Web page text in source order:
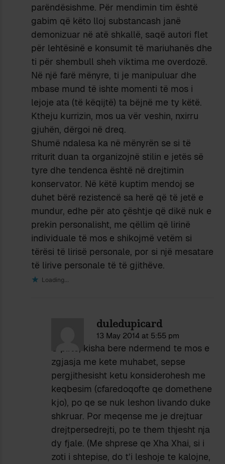
parëndësishme. Për mendimin tim është
gabim që këto lloj substancash janë
demonizuar në atë shkallë, saqë autori flet
për lehtësinë e konsumit të mariuhanës dhe
ti për shembull sheh viktima me overdozë.
Në një farë mënyre, ti je manipuluar dhe
mbase mund të ishte momenti të mos i
lejoje ata (të këqijtë) ta bëjnë me ty këtë.
Ktheju kurrizin, mos ua vër veshin, nxirru
gjuhën, dërgoi në dreq.
Shumë ndalesa ka në mënyrën se si të
rriturit duan ta organizojnë stilin e jetës së
tyre dhe tendenca është në drejtimin
konservator. Në këtë kuptim mendoj se
duhet bërë rezistencë sa herë që të jetë e
mundur, edhe për ato çështje që dikë nuk e
prekin personalisht, me qëllim që lirinë
individuale të mos e shikojmë vetëm si
tërësi të lirisë personale, por si një mesatare
të lirive personale të të gjithëve.
Loading...
duledupicard
13 May 2014 at 5:55 pm
O pifto, kisha bere ndermend te mos e
zgjasja me kete muhabet, sepse
pergjithesisht ketu konsiderohesh me
keqbesim (cfaredoqofte qe domethene
kjo), po qe se nuk leshon livando duke
shkruar. Por meqense me je drejtuar
drejtpersedrejti, po te them thjesht nja
dy fjale. (Me shprese qe Xha Xhai, si i
zoti i shtepise, do t’i leshoje te kalojne,